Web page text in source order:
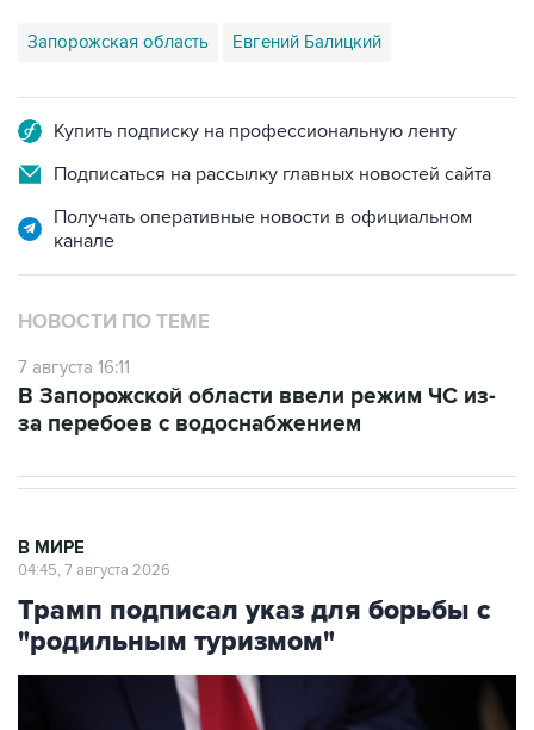
Запорожская область Евгений Балицкий
Купить подписку на профессиональную ленту
Подписаться на рассылку главных новостей сайта
Получать оперативные новости в официальном
канале
НОВОСТИ ПО ТЕМЕ
7 августа 16:11
В Запорожской области ввели режим ЧС из-
за перебоев с водоснабжением
В МИРЕ
04:45, 7 августа 2026
Трамп подписал указ для борьбы с
"родильным туризмом"